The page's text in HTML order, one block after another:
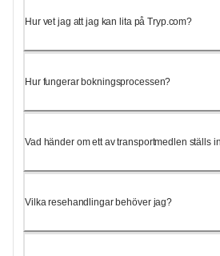
Hur vet jag att jag kan lita på Tryp.com?
Hur fungerar bokningsprocessen?
Vad händer om ett av transportmedlen ställs
Vilka resehandlingar behöver jag?